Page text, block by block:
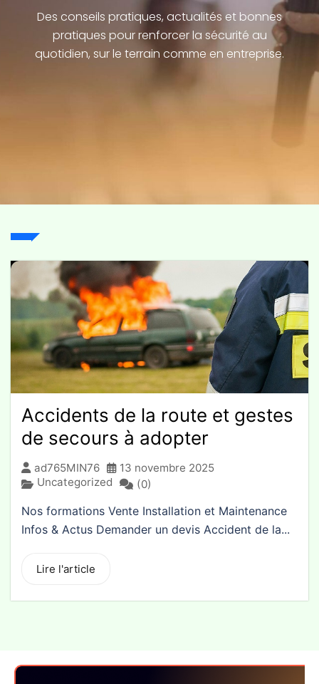
Des conseils pratiques, actualités et bonnes
pratiques pour renforcer la sécurité au
quotidien, sur le terrain comme en entreprise.
Accidents de la route et gestes
de secours à adopter
ad765MIN76
13 novembre 2025
Uncategorized
(0)
Nos formations Vente Installation et Maintenance
Infos & Actus Demander un devis Accident de la...
Lire l'article